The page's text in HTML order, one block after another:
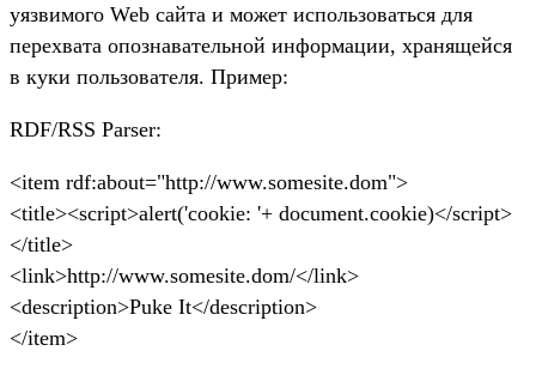
уязвимого Web сайта и может использоваться для
перехвата опознавательной информации, хранящейся
в куки пользователя. Пример:
RDF/RSS Parser:
<item rdf:about="http://www.somesite.dom">
<title><script>alert('cookie: '+ document.cookie)</script>
</title>
<link>http://www.somesite.dom/</link>
<description>Puke It</description>
</item>